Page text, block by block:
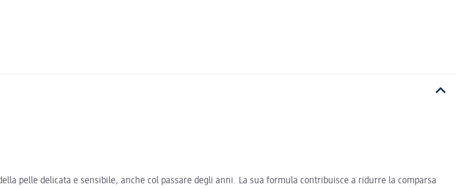
pelle delicata e sensibile, anche col passare degli anni. La sua formula contribuisce a ridurre la comparsa